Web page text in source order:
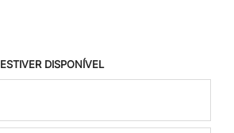
DISPONÍVEL